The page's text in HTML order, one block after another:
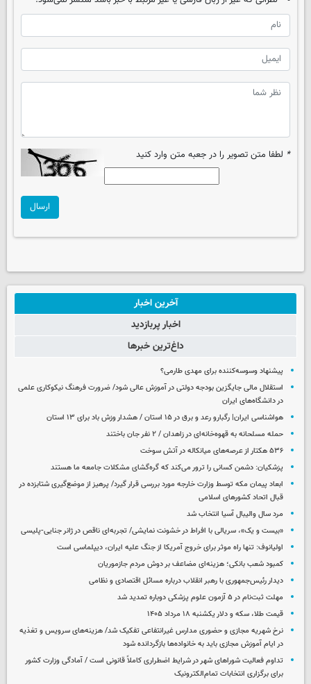
* لطفا متن تصویر را در جعبه متن وارد کنید
ارسال
آخرین اخبار
اخبار پربازدید
داغ‌ترین خبرها
پیشنهاد وسوسه‌کننده برای مهدی طارمی؟
استقلال مالی جایگزین بودجه دولتی در آموزش عالی شود/ ضرورت فرهنگ نیکوکاری علمی
در دانشگاه‌های ایران
هواشناسی ایران| رگبارو رعد و برق در ۱۵ استان / هشدار وزش باد برای ۱۳ استان‌
حمله مسلحانه به قهوه‌خانه‌ای در زاهدان / ۲ نفر جان باختند
۵۳۶ هکتار از عرصه‌های میانکاله در آتش سوخت
پزشکیان: دشمن کسانی را ترور می‌کند که گره‌گشای مشکلات جامعه ما هستند
ابعاد پیمان مکه توسط وزارت خارجه مورد بررسی قرار گیرد/ پرهیز از موضع‌گیری شتابزده در
قبال اتحاد کشورهای اسلامی
مرد سال والیبال آسیا انتخاب شد
«بیست و یک»، سریالی با افراط در خشونت نمایشی/ تجربه‌ای ناقص در ژانر جنایی-پلیسی
اولیانوف: تنها راه موثر برای خروج آمریکا از جنگ علیه ایران، دیپلماسی است
کمبود شعب بانکی؛ هزینه‌ای مضاعف بر دوش مردم جازموریان
دیدار رئیس‌جمهوری با رهبر انقلاب درباره مسائل اقتصادی و نظامی
مهلت ثبت‌نام در ۵ آزمون علوم پزشکی دوباره تمدید شد
قیمت طلا، سکه و دلار یکشنبه ۱۸ مرداد ۱۴۰۵
نرخ شهریه مجازی و حضوری مدارس غیرانتفاعی تفکیک شد/ هزینه‌های سرویس و تغذیه
در ایام آموزش مجازی باید به خانواده‌ها بازگردانده شود
تداوم فعالیت شوراهای شهر در شرایط اضطراری کاملاً قانونی است / آمادگی وزارت کشور
برای برگزاری انتخابات تمام‌الکترونیک